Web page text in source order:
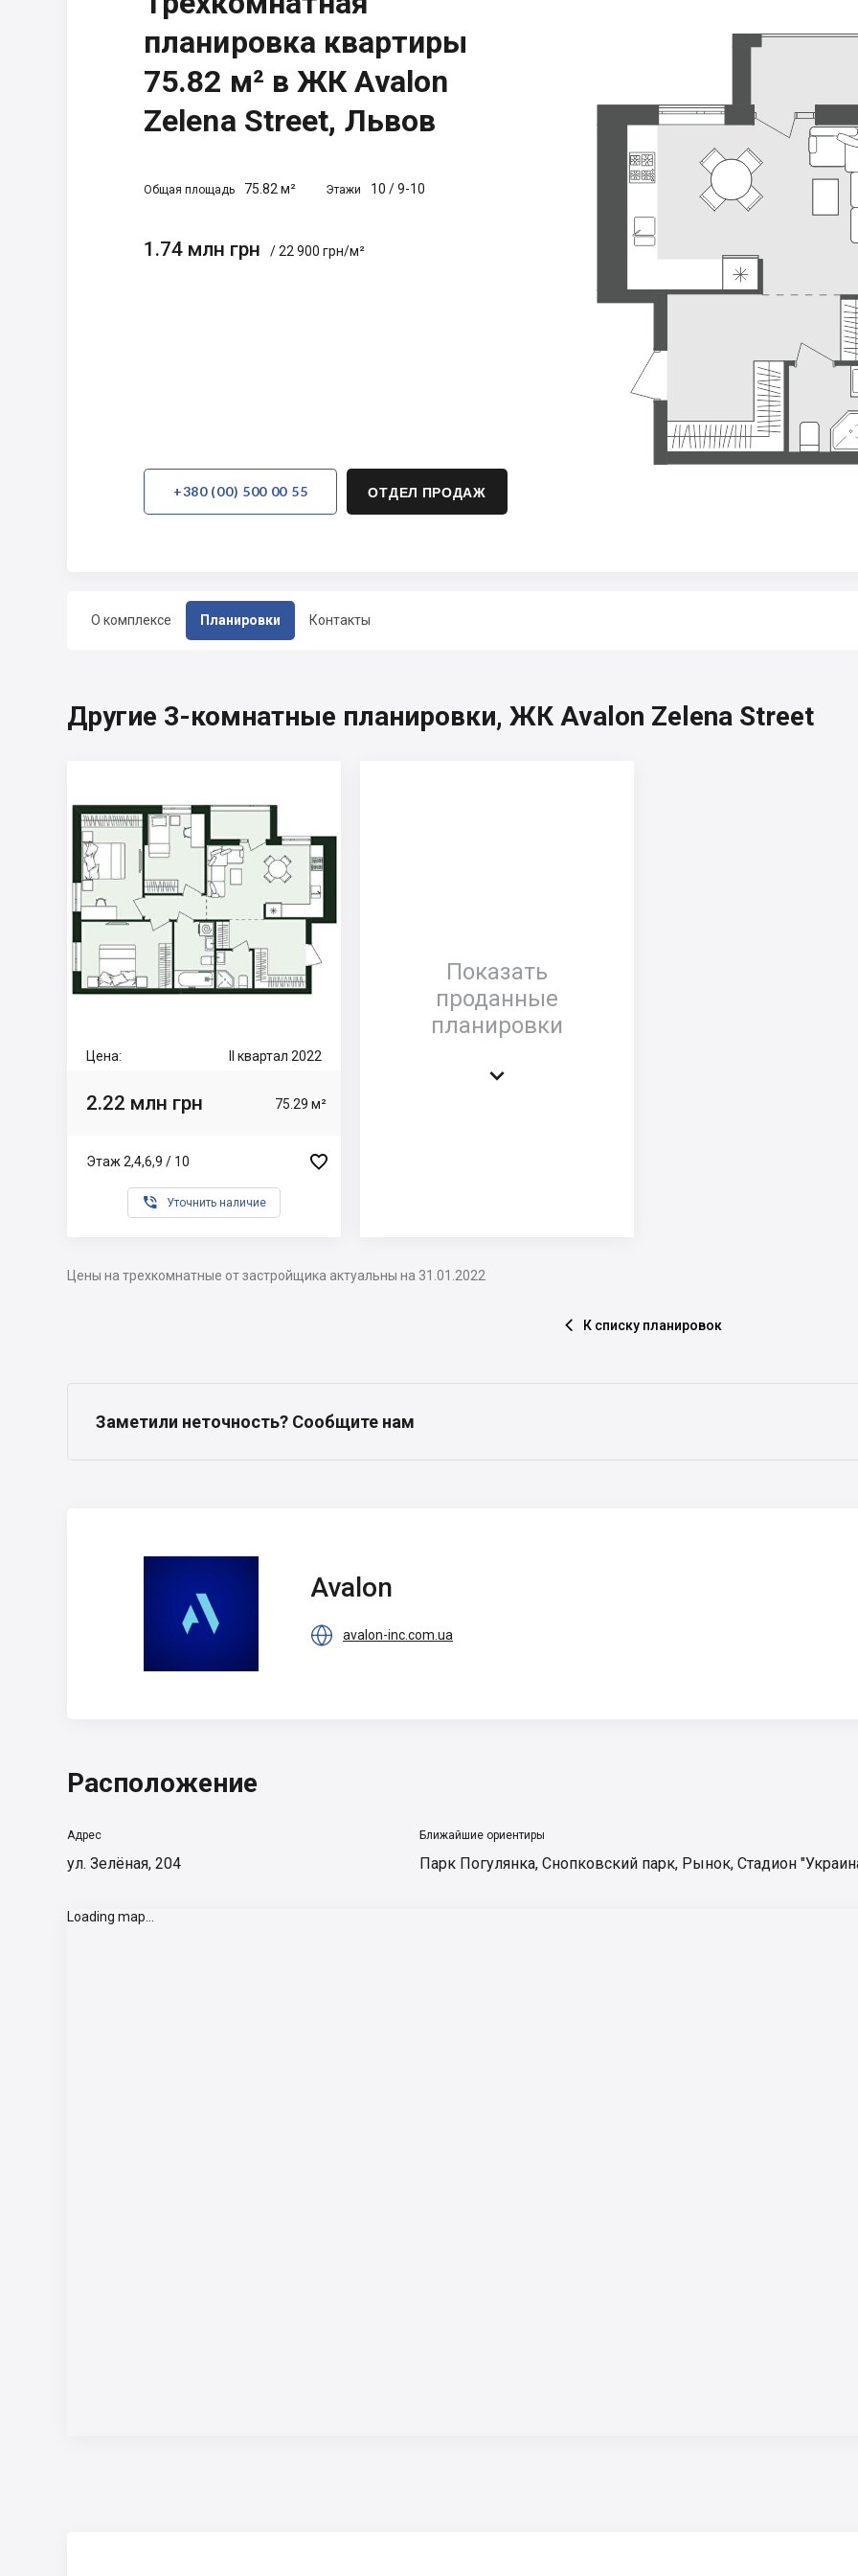
О комплексе Планировки Контакты
планировка квартиры
75.82 м² в ЖК Avalon
Zelena Street, Львов
Общая площадь 75.82 м² Этажи 10 /9-10
1.74 млн грн / 22 900 грн/м²
+380 (00) 500 00 55 ОТДЕЛ ПРОДАЖ
Другие 3-комнатные планировки, ЖК Avalon Zelena Street
Цена: II квартал 2022
2.22 млн грн 75.29 м²
Этаж 2,4,6,9 / 10 
 Уточнить наличие
Показать
проданные
планировки

Цены на трехкомнатные от застройщика актуальны на 31.01.2022
 К списку планировок
Заметили неточность? Сообщите нам
Avalon
 avalon-inc.com.ua
Расположение
Адрес
ул. Зелёная, 204
Ближайшие ориентиры
Парк Погулянка, Снопковский парк, Рынок, Стадион
Loading map...